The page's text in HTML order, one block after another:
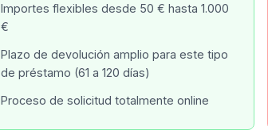
Importes flexibles desde 50 € hasta 1.000
€
Plazo de devolución amplio para este tipo
de préstamo (61 a 120 días)
Proceso de solicitud totalmente online